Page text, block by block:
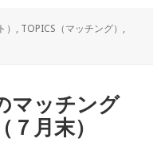
, TOPICS（マッチング） ,
マッチング
月末）